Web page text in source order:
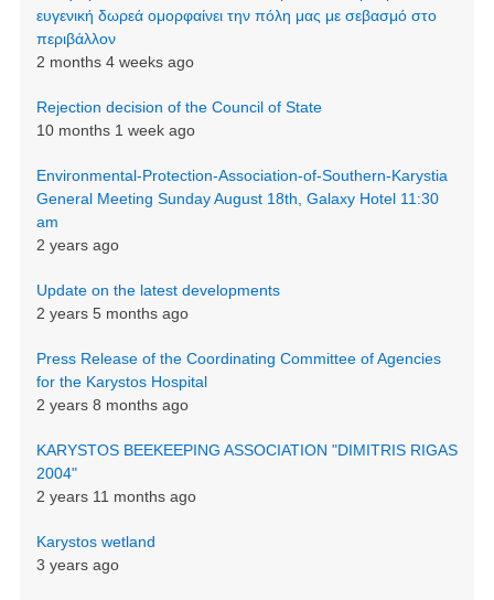
ευγενική δωρεά ομορφαίνει την πόλη μας με σεβασμό στο
περιβάλλον
2 months 4 weeks ago
Rejection decision of the Council of State
10 months 1 week ago
Environmental-Protection-Association-of-Southern-Karystia
General Meeting Sunday August 18th, Galaxy Hotel 11:30
am
2 years ago
Update on the latest developments
2 years 5 months ago
Press Release of the Coordinating Committee of Agencies
for the Karystos Hospital
2 years 8 months ago
KARYSTOS BEEKEEPING ASSOCIATION "DIMITRIS RIGAS
2004"
2 years 11 months ago
Karystos wetland
3 years ago